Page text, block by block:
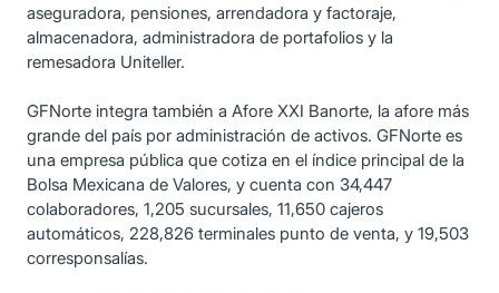
aseguradora, pensiones, arrendadora y factoraje,
almacenadora, administradora de portafolios y la
remesadora Uniteller.
GFNorte integra también a Afore XXI Banorte, la afore más
grande del país por administración de activos. GFNorte es
una empresa pública que cotiza en el índice principal de la
Bolsa Mexicana de Valores, y cuenta con 34,447
colaboradores, 1,205 sucursales, 11,650 cajeros
automáticos, 228,826 terminales punto de venta, y 19,503
corresponsalías.